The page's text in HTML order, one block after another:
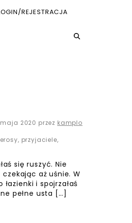
REJESTRACJA
2020 17 maja 2020
przez kamplo
, przyjaciele,
się ruszyć. Nie
aż uśnie. W
i spojrzałaś
pełne usta […]